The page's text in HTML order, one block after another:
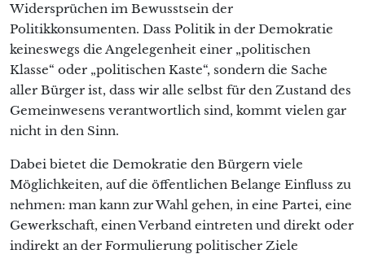
Widersprüchen im Bewusstsein der
Politikkonsumenten. Dass Politik in der Demokratie
keineswegs die Angelegenheit einer „politischen
Klasse“ oder „politischen Kaste“, sondern die Sache
aller Bürger ist, dass wir alle selbst für den Zustand des
Gemeinwesens verantwortlich sind, kommt vielen gar
nicht in den Sinn.
Dabei bietet die Demokratie den Bürgern viele
Möglichkeiten, auf die öffentlichen Belange Einfluss zu
nehmen: man kann zur Wahl gehen, in eine Partei, eine
Gewerkschaft, einen Verband eintreten und direkt oder
indirekt an der Formulierung politischer Ziele